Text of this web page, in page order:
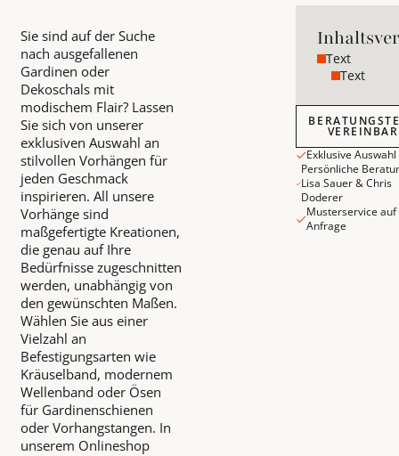
Sie sind auf der Suche
nach ausgefallenen
Gardinen oder
Dekoschals mit
modischem Flair? Lassen
Sie sich von unserer
exklusiven Auswahl an
stilvollen Vorhängen für
jeden Geschmack
inspirieren. All unsere
Vorhänge sind
maßgefertigte Kreationen,
die genau auf Ihre
Bedürfnisse zugeschnitten
werden, unabhängig von
den gewünschten Maßen.
Wählen Sie aus einer
Vielzahl an
Befestigungsarten wie
Kräuselband, modernem
Wellenband oder Ösen
für Gardinenschienen
oder Vorhangstangen. In
unserem Onlineshop
Text
Text
Exklusive Auswahl
Persönliche
Lisa Sauer & Chris
Doderer
Musterservice auf
Anfrage